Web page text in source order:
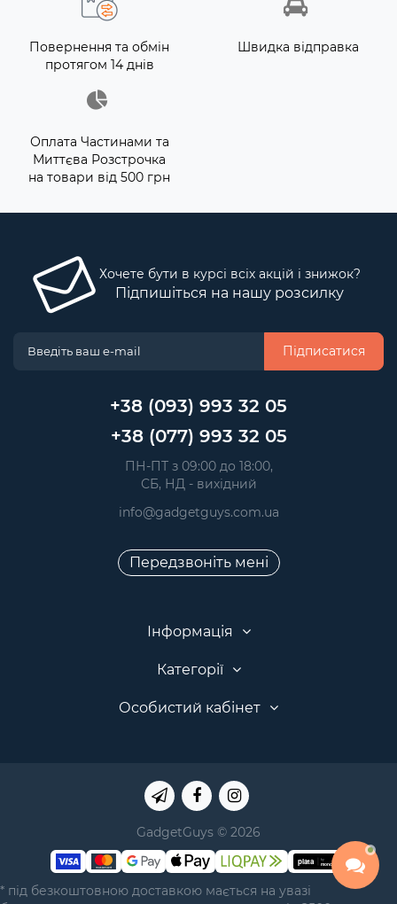
Повернення та обмін
протягом 14 днів
Швидка відправка
Оплата Частинами та
Миттєва Розстрочка
на товари від 500 грн
Хочете бути в курсі всіх акцій і знижок?
Підпишіться на нашу розсилку
Підписатися
+38 (093) 993 32 05
+38 (077) 993 32 05
ПН-ПТ з 09:00 до 18:00,
СБ, НД - вихідний
info@gadgetguys.com.ua
Передзвоніть мені
Інформація
Категорії
Особистий кабінет
GadgetGuys © 2026
* під безкоштовною доставкою мається на увазі